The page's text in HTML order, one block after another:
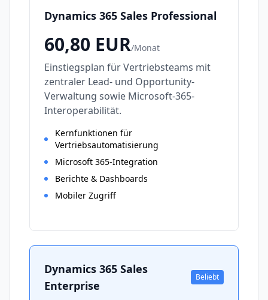
Dynamics 365 Sales Professional
60,80 EUR/Monat
Einstiegsplan für Vertriebsteams mit
zentraler Lead- und Opportunity-
Verwaltung sowie Microsoft-365-
Interoperabilität.
Kernfunktionen für
Vertriebsautomatisierung
Microsoft 365-Integration
Berichte & Dashboards
Mobiler Zugriff
Dynamics 365 Sales
Enterprise
Beliebt